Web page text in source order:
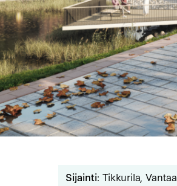
Sijainti: Tikkurila, Vantaa